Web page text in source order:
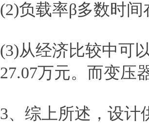
(2)负载率β多数时
(3)从经济比较中可
27.07万元。而变压
3、综上所述，设计